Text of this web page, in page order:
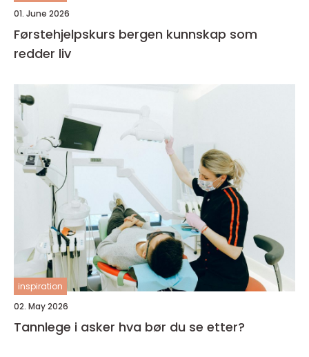
01. June 2026
Førstehjelpskurs bergen kunnskap som
redder liv
inspiration
02. May 2026
Tannlege i asker hva bør du se etter?